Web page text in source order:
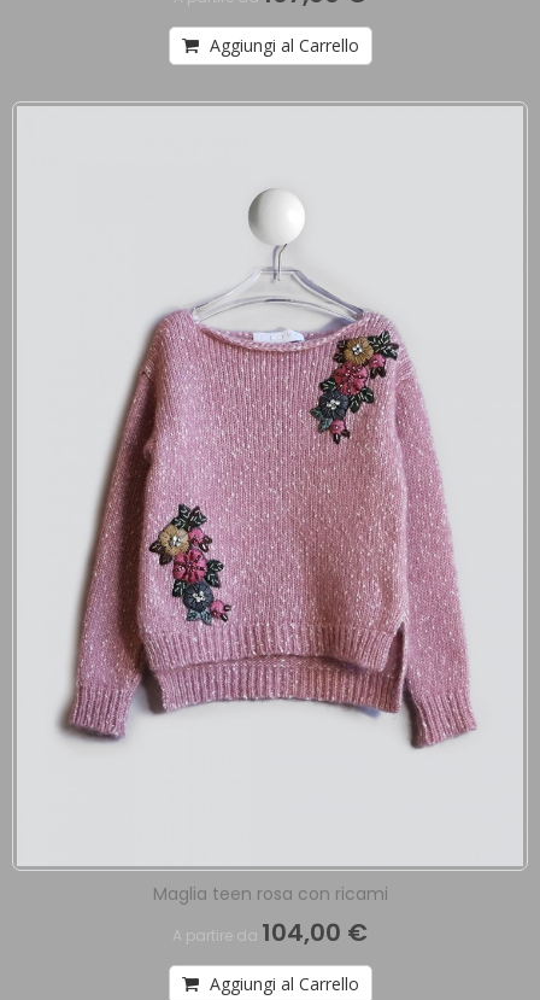
Aggiungi al Carrello
Maglia teen rosa con ricami
A partire da 104,00 €
Aggiungi al Carrello